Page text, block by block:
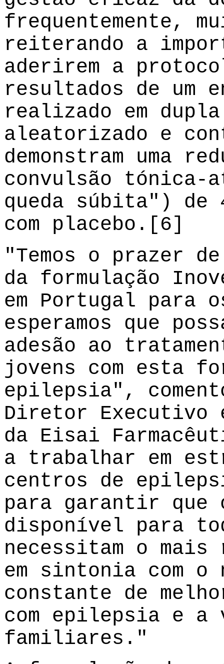
frequentemente,
reiterando a
aderirem a
resultados de um
realizado em
aleatorizado e
demonstram uma
convulsão tónica-
queda súbita") de
com placebo.[6]
"Temos o prazer
da formulação
em Portugal para
esperamos que
adesão ao
jovens com esta
epilepsia",
Diretor Executivo
da Eisai
a trabalhar em
centros de
para garantir que
disponível para
necessitam o
em sintonia com o
constante de
com epilepsia e a
familiares."